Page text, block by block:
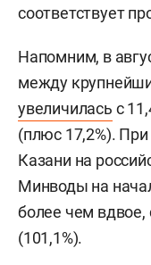
соответствует
Напомним, в
между
увеличилась с
(плюс 17,2%).
Казани на
Минводы на
более чем вдвое,
(101,1%).